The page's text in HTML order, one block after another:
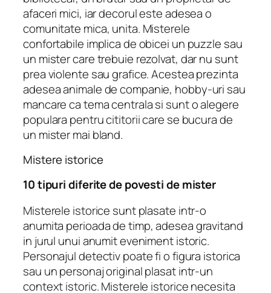
afaceri mici, iar decorul este adesea o
comunitate mica, unita. Misterele
confortabile implica de obicei un puzzle sau
un mister care trebuie rezolvat, dar nu sunt
prea violente sau grafice. Acestea prezinta
adesea animale de companie, hobby-uri sau
mancare ca tema centrala si sunt o alegere
populara pentru cititorii care se bucura de
un mister mai bland.
Mistere istorice
10 tipuri diferite de povesti de mister
Misterele istorice sunt plasate intr-o
anumita perioada de timp, adesea gravitand
in jurul unui anumit eveniment istoric.
Personajul detectiv poate fi o figura istorica
sau un personaj original plasat intr-un
context istoric. Misterele istorice necesita